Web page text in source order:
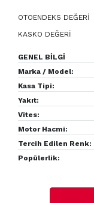
OTOENDEKS DEĞERİ
KASKO DEĞERİ
GENEL BİLGİ
Marka / Model:
Kasa Tipi:
Yakıt:
Vites:
Motor Hacmi:
Tercih Edilen Renk:
Popülerlik: